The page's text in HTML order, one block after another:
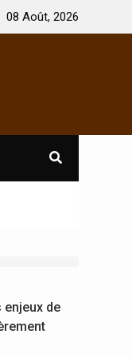
de
touchés ?
08 Août, 2026
enjeux de